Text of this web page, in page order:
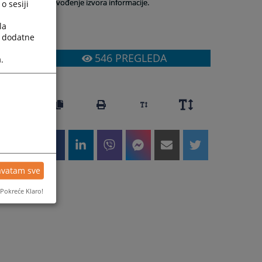
navođenje izvora informacije.
546PREGLEDA
sesiji
sve
Pokreće Klaro!